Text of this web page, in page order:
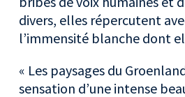
divers, elles répercutent
l’immensité blanche dont
« Les paysages du
sensation d’une intense